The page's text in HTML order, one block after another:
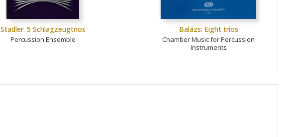
Stadler: 5 Schlagzeugtrios
Percussion Ensemble
Balázs: Eight trios
Chamber Music for Percussion
Instruments